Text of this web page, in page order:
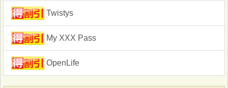
Twistys
My XXX Pass
OpenLife